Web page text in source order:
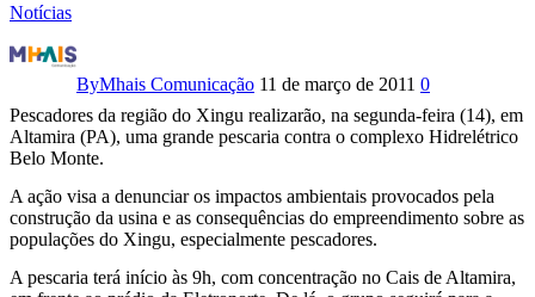
Notícias
Pescadores
fazem
pescaria
em
defesa
do
ByMhais Comunicação 11 de março de 2011 0
Pescadores da região do Xingu realizarão, na segunda-feira (14), em
Altamira (PA), uma grande pescaria contra o complexo Hidrelétrico
Belo Monte.
A ação visa a denunciar os impactos ambientais provocados pela
construção da usina e as consequências do empreendimento sobre as
populações do Xingu, especialmente pescadores.
A pescaria terá início às 9h, com concentração no Cais de Altamira,